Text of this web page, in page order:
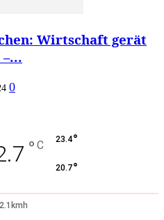
Wirtschaft gerät
0
° C 23.4°
20.7°
2.1kmh